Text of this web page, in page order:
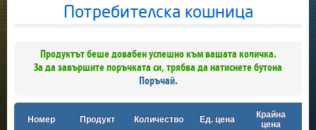
Потребителска кошница
Продуктът беше довабен успешно към вашата количка.
За да завършите поръчката си, трябва да натиснете бутона
Поръчай.
Номер Продукт Количество Ед. цена
Крайна
цена